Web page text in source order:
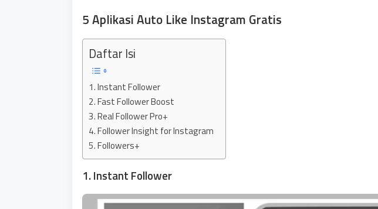
5 Aplikasi Auto Like Instagram Gratis
Daftar Isi
1. Instant Follower
2. Fast Follower Boost
3. Real Follower Pro+
4. Follower Insight for Instagram
5. Followers+
1. Instant Follower